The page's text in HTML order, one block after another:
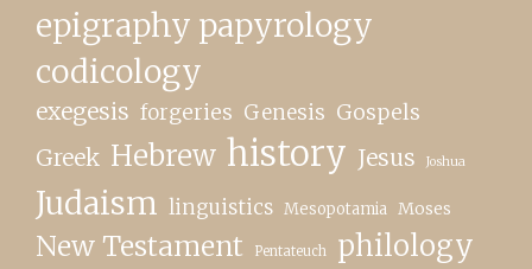
epigraphy papyrology
codicology
exegesis forgeries Genesis Gospels
Greek Hebrew history Jesus Joshua
Judaism linguistics Mesopotamia Moses
New Testament Pentateuch philology